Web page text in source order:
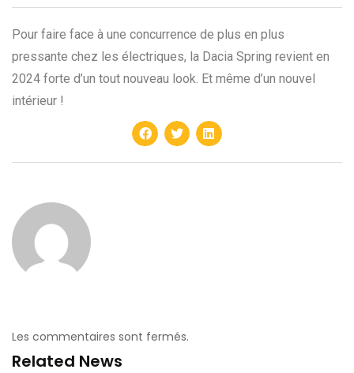
Pour faire face à une concurrence de plus en plus
pressante chez les électriques, la Dacia Spring revient en
2024 forte d’un tout nouveau look. Et même d’un nouvel
intérieur !
Les commentaires sont fermés.
Related News